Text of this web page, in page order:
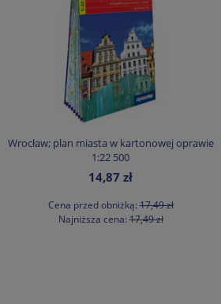
Wrocław; plan miasta w kartonowej oprawie
1:22 500
14,87 zł
Cena przed obniżką:17,49 zł
Najniższa cena:17,49 zł